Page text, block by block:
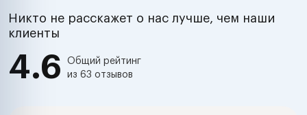
Никто не расскажет о нас лучше, чем наши
клиенты
4.6
Общий рейтинг
из 63 отзывов